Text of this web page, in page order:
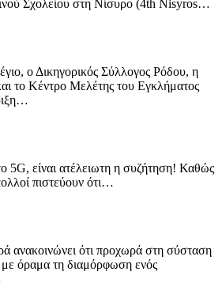
Σχολείου στη Νίσυρο (4th Nisyros…
ο Δικηγορικός Σύλλογος Ρόδου, η
το Κέντρο Μελέτης του Εγκλήματος
5G, είναι ατέλειωτη η συζήτηση! Καθώς
πιστεύουν ότι…
ανακοινώνει ότι προχωρά στη σύσταση
με όραμα τη διαμόρφωση ενός